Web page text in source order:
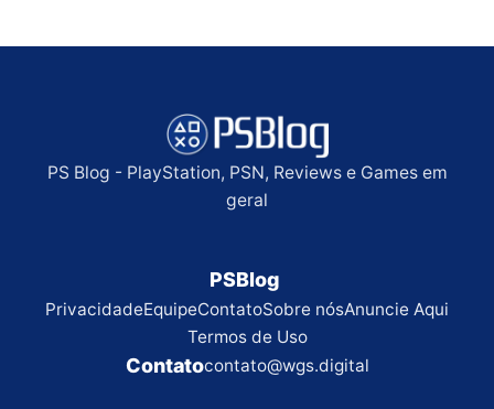
PS Blog - PlayStation, PSN, Reviews e Games em
geral
PSBlog
PrivacidadeEquipeContatoSobre nósAnuncie Aqui
Termos de Uso
Contatocontato@wgs.digital